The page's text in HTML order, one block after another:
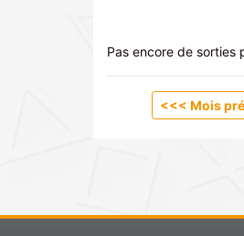
Pas encore de sorties
<<< Mois